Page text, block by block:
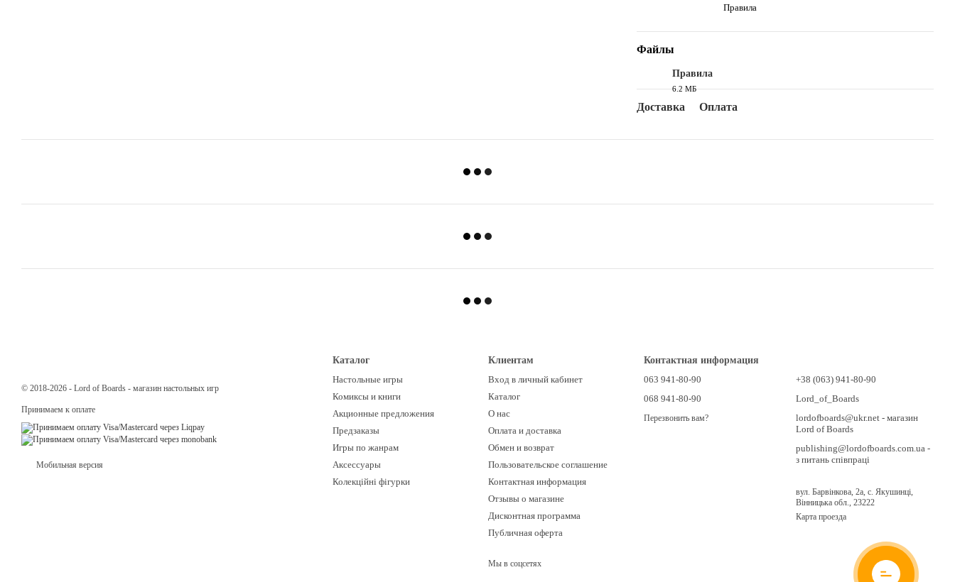
Правила
Файлы
Правила
6.2 МБ
Доставка Оплата
© 2018-2026 - Lord of Boards - магазин настольных игр
Принимаем к оплате
Мобильная версия
Каталог
Настольные игры
Комиксы и книги
Акционные предложения
Предзаказы
Игры по жанрам
Аксессуары
Колекційні фігурки
Клиентам
Вход в личный кабинет
Каталог
О нас
Оплата и доставка
Обмен и возврат
Пользовательское соглашение
Контактная информация
Отзывы о магазине
Дисконтная программа
Публичная оферта
Мы в соцсетях
Контактная информация
063 941-80-90
068 941-80-90
Перезвонить вам?
+38 (063) 941-80-90
Lord_of_Boards
lordofboards@ukr.net - магазин
Lord of Boards
publishing@lordofboards.com.ua -
з питань співпраці
вул. Барвінкова, 2а, с. Якушинці,
Вінницька обл., 23222
Карта проезда
ОНЛАЙН
ЧАТ